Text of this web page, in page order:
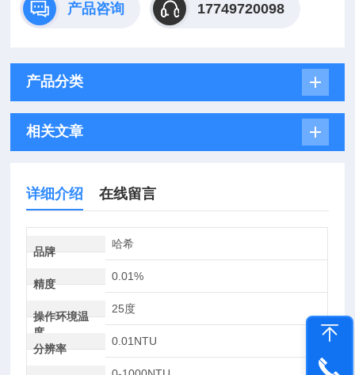
产品咨询 17749720098
产品分类
相关文章
详细介绍 在线留言
品牌
哈希
精度
0.01%
操作环境温
度
25度
分辨率
0.01NTU